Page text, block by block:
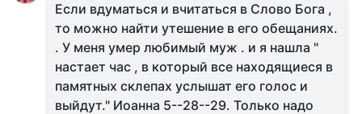
Если вдуматься и вчитаться в Слово Бога ,
то можно найти утешение в его обещаниях.
. У меня умер любимый муж . и я нашла "
настает час , в который все находящиеся в
памятных склепах услышат его голос и
выйдут." Иоанна 5--28--29. Только надо